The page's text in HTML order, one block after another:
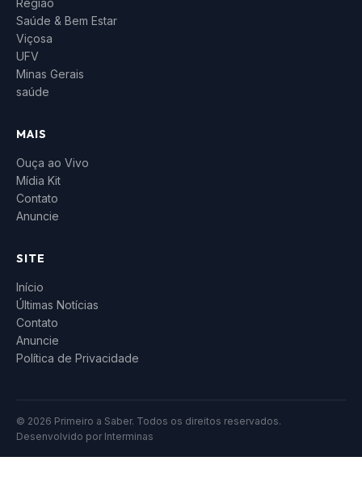
Saúde & Bem Estar
Viçosa
UFV
Minas Gerais
saúde
MAIS
Ouça ao Vivo
Mídia Kit
Contato
Anuncie
SITE
Início
Últimas Notícias
Contato
Anuncie
Política de Privacidade
© 2026 Primeiro a Saber. Todos os direitos reservados.
Desenvolvido por Interminas